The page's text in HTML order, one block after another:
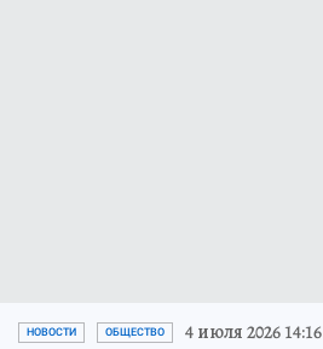
НОВОСТИ ОБЩЕСТВО 4 июля 2026 14:16